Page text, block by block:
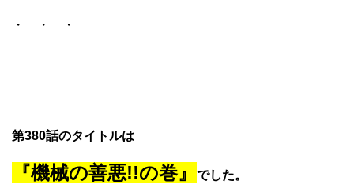
・ ・ ・
第380話のタイトルは
『機械の善悪!!の巻』 でした。